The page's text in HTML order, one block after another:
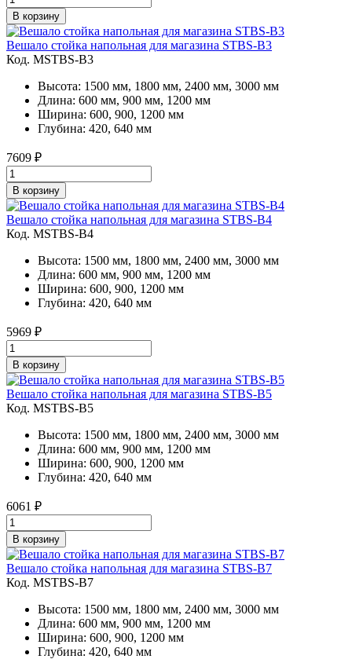
В корзину
Вешало стойка напольная для магазина STBS-B3
Код. MSTBS-B3
Высота: 1500 мм, 1800 мм, 2400 мм, 3000 мм
Длина: 600 мм, 900 мм, 1200 мм
Ширина: 600, 900, 1200 мм
Глубина: 420, 640 мм
7609 ₽
В корзину
Вешало стойка напольная для магазина STBS-B4
Код. MSTBS-B4
Высота: 1500 мм, 1800 мм, 2400 мм, 3000 мм
Длина: 600 мм, 900 мм, 1200 мм
Ширина: 600, 900, 1200 мм
Глубина: 420, 640 мм
5969 ₽
В корзину
Вешало стойка напольная для магазина STBS-B5
Код. MSTBS-B5
Высота: 1500 мм, 1800 мм, 2400 мм, 3000 мм
Длина: 600 мм, 900 мм, 1200 мм
Ширина: 600, 900, 1200 мм
Глубина: 420, 640 мм
6061 ₽
В корзину
Вешало стойка напольная для магазина STBS-B7
Код. MSTBS-B7
Высота: 1500 мм, 1800 мм, 2400 мм, 3000 мм
Длина: 600 мм, 900 мм, 1200 мм
Ширина: 600, 900, 1200 мм
Глубина: 420, 640 мм